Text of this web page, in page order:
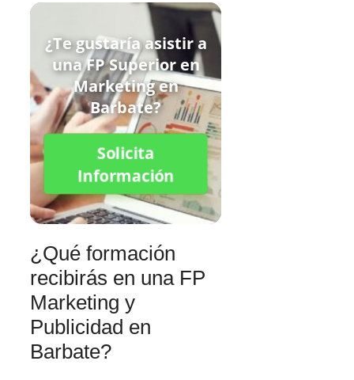
¿Te gustaría asistir a
una FP Superior en
Marketing en
Barbate?
Solicita
Información
¿Qué formación
recibirás en una FP
Marketing y
Publicidad en
Barbate?